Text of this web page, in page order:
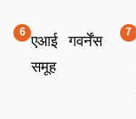
एआई गवर्नेंस
समूह